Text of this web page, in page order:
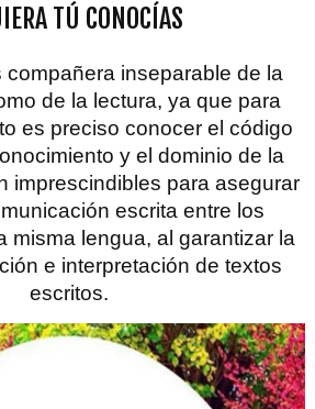
TÚ CONOCÍAS
compañera inseparable de la
de la lectura, ya que para
es preciso conocer el código
y el dominio de la
imprescindibles para asegurar
escrita entre los
misma lengua, al garantizar la
e interpretación de textos
escritos.